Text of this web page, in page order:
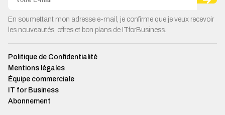
En soumettant mon adresse e-mail, je confirme que je veux recevoir
les nouveautés, offres et bon plans de ITforBusiness.
Politique de Confidentialité
Mentions légales
Équipe commerciale
IT for Business
Abonnement